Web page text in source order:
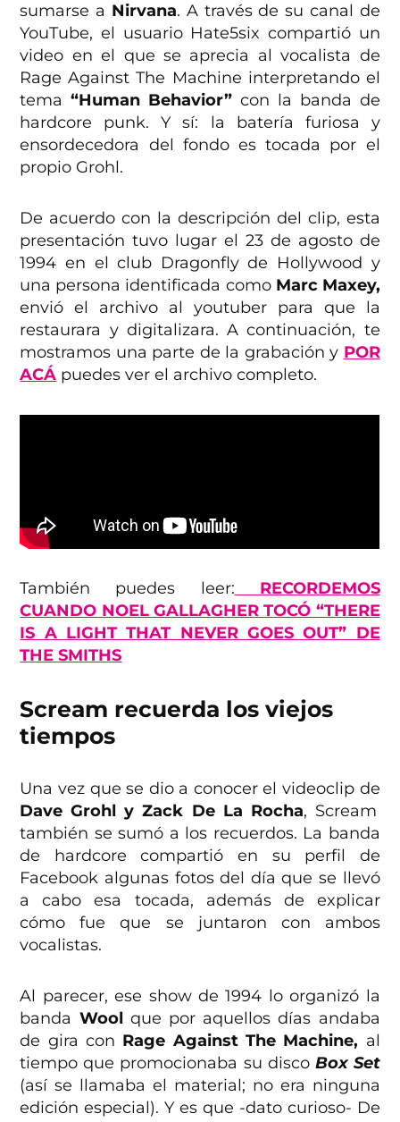
sumarse a Nirvana. A través de su canal de
YouTube, el usuario Hate5six compartió un
video en el que se aprecia al vocalista de
Rage Against The Machine interpretando el
tema“Human Behavior”con la banda de
hardcore punk. Y sí: la batería furiosa y
ensordecedora del fondo es tocada por el
propio Grohl.
De acuerdo con la descripción del clip, esta
presentación tuvo lugar el 23 de agosto de
1994 en el club Dragonfly de Hollywood y
una persona identificada como Marc Maxey,
envió el archivo al youtuber para que la
restaurara y digitalizara. A continuación, te
mostramos una parte de la grabación y POR
ACÁ puedes ver el archivo completo.
También puedes leer: RECORDEMOS
CUANDO NOEL GALLAGHER TOCÓ “THERE
IS A LIGHT THAT NEVER GOES OUT” DE
THE SMITHS
Scream recuerda los viejos
tiempos
Una vez que se dio a conocer el videoclip de
Dave Grohl y Zack De La Rocha, Scream
también se sumó a los recuerdos. La banda
de hardcore compartió en su perfil de
Facebook algunas fotos del día que se llevó
a cabo esa tocada, además de explicar
cómo fue que se juntaron con ambos
vocalistas.
Al parecer, ese show de 1994 lo organizó la
banda Wool que por aquellos días andaba
de gira con Rage Against The Machine, al
tiempo que promocionaba su disco Box Set
(así se llamaba el material; no era ninguna
edición especial). Y es que -dato curioso- De